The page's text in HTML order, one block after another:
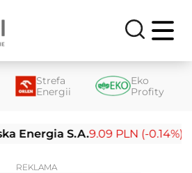
Strefa
Energii
Eko
Profity
S.A.9.09 PLN (-0.14%)
REKLAMA